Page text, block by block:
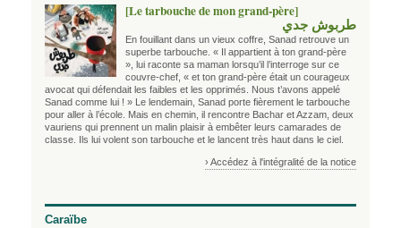
[Le tarbouche de mon grand-père]
طربوش جدي
En fouillant dans un vieux coffre, Sanad retrouve un
superbe tarbouche. « Il appartient à ton grand-père
», lui raconte sa maman lorsqu’il l’interroge sur ce
couvre-chef, « et ton grand-père était un courageux
avocat qui défendait les faibles et les opprimés. Nous t’avons appelé
Sanad comme lui ! » Le lendemain, Sanad porte fièrement le tarbouche
pour aller à l’école. Mais en chemin, il rencontre Bachar et Azzam, deux
vauriens qui prennent un malin plaisir à embêter leurs camarades de
classe. Ils lui volent son tarbouche et le lancent très haut dans le ciel.
› Accédez à l'intégralité de la notice
Caraïbe